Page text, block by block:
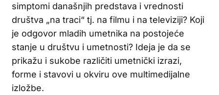
simptomi današnjih predstava i vrednosti
društva „na traci“ tj. na filmu i na televiziji? Koji
je odgovor mladih umetnika na postojeće
stanje u društvu i umetnosti? Ideja je da se
prikažu i sukobe različiti umetnički izrazi,
forme i stavovi u okviru ove multimedijalne
izložbe.